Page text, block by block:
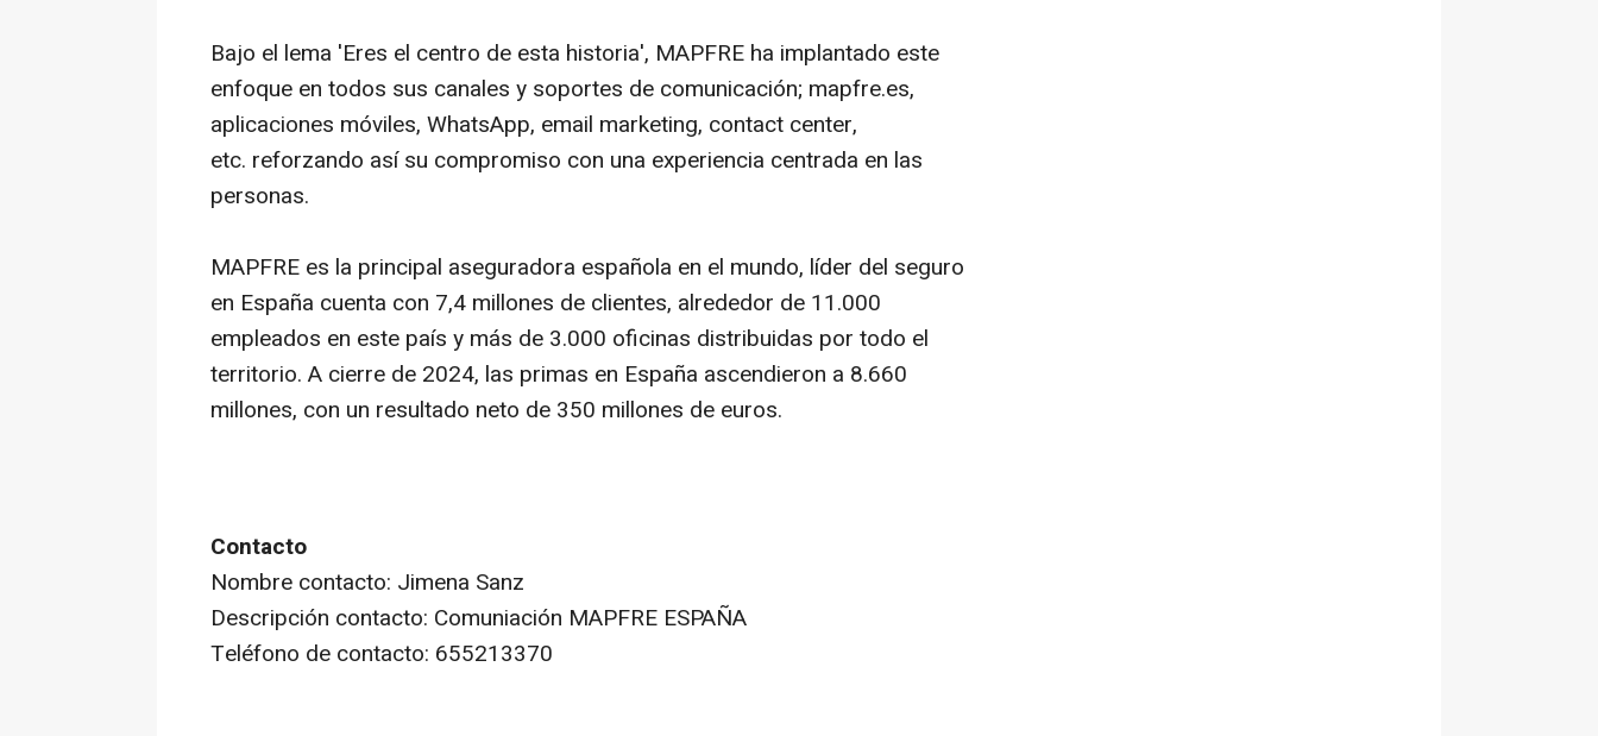
Bajo el lema 'Eres el centro de esta historia', MAPFRE ha implantado este
enfoque en todos sus canales y soportes de comunicación; mapfre.es,
aplicaciones móviles, WhatsApp, email marketing, contact center,
etc. reforzando así su compromiso con una experiencia centrada en las
personas.
MAPFRE es la principal aseguradora española en el mundo, líder del seguro
en España cuenta con 7,4 millones de clientes, alrededor de 11.000
empleados en este país y más de 3.000 oficinas distribuidas por todo el
territorio. A cierre de 2024, las primas en España ascendieron a 8.660
millones, con un resultado neto de 350 millones de euros.
Contacto
Nombre contacto: Jimena Sanz
Descripción contacto: Comuniación MAPFRE ESPAÑA
Teléfono de contacto: 655213370